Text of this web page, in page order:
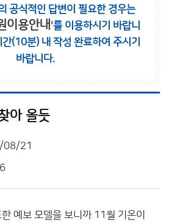
공식적인 답변이 필요한 경우는
이용안내 '를 이용하시기 바랍니
(10분) 내 작성 완료하여 주시기
바랍니다.
아 올듯
08/21
예보 모델을 보니까 11월 기온이